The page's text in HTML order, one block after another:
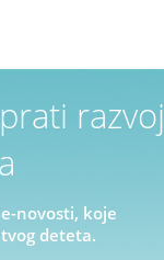
razvoj
novosti, koje
deteta.